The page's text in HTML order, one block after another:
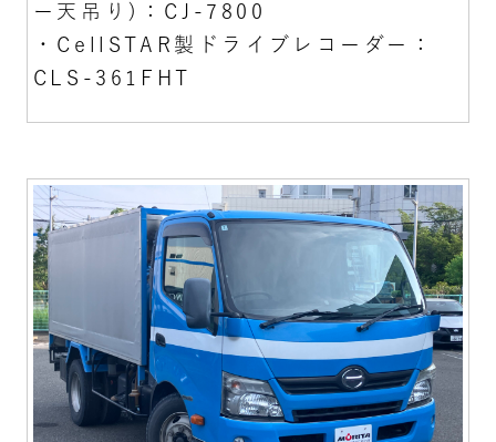
ー天吊り)：CJ-7800
・CellSTAR製ドライブレコーダー：
CLS-361FHT